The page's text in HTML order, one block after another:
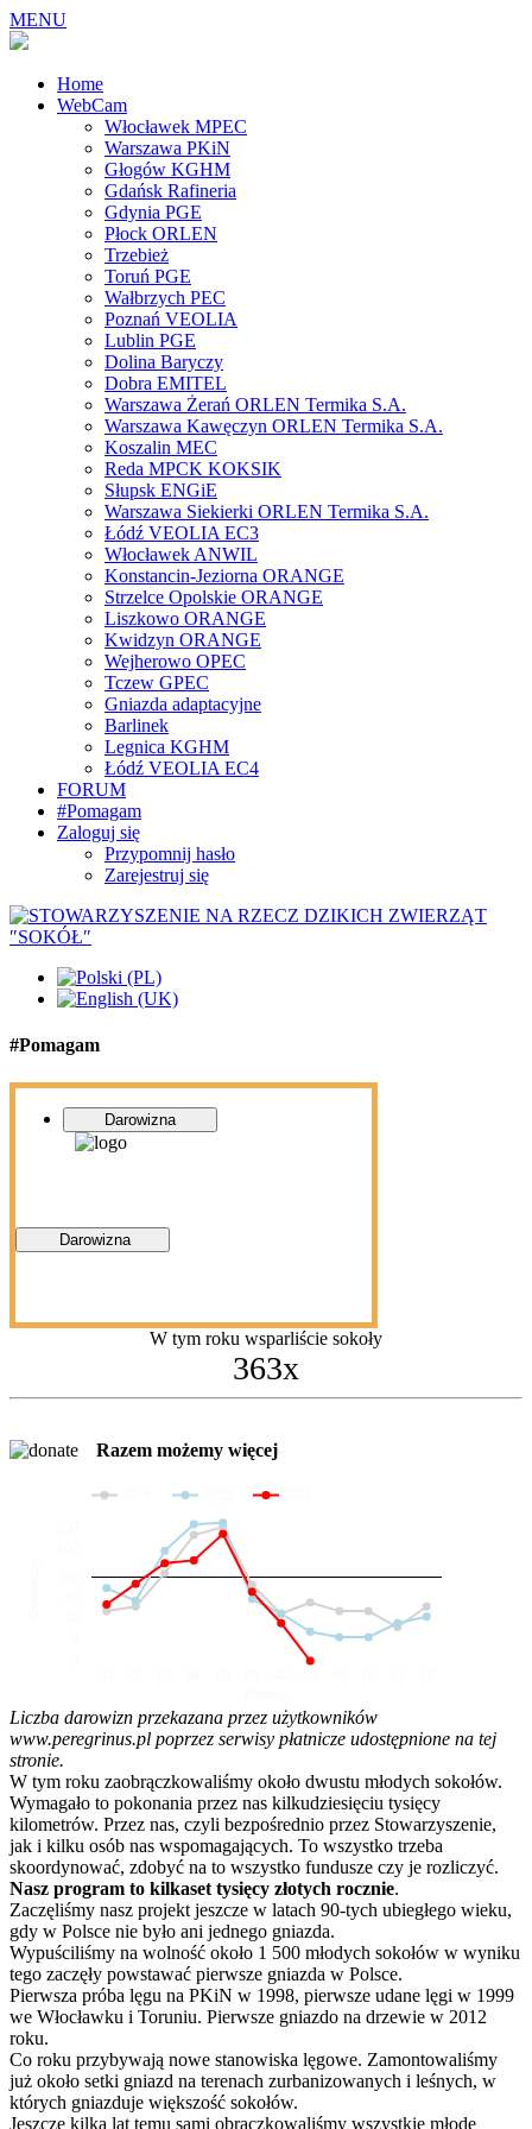
MENU
Home
WebCam
Włocławek MPEC
Warszawa PKiN
Głogów KGHM
Gdańsk Rafineria
Gdynia PGE
Płock ORLEN
Trzebież
Toruń PGE
Wałbrzych PEC
Poznań VEOLIA
Lublin PGE
Dolina Baryczy
Dobra EMITEL
Warszawa Żerań ORLEN Termika S.A.
Warszawa Kawęczyn ORLEN Termika S.A.
Koszalin MEC
Reda MPCK KOKSIK
Słupsk ENGiE
Warszawa Siekierki ORLEN Termika S.A.
Łódź VEOLIA EC3
Włocławek ANWIL
Konstancin-Jeziorna ORANGE
Strzelce Opolskie ORANGE
Liszkowo ORANGE
Kwidzyn ORANGE
Wejherowo OPEC
Tczew GPEC
Gniazda adaptacyjne
Barlinek
Legnica KGHM
Łódź VEOLIA EC4
FORUM
#Pomagam
Zaloguj się
Przypomnij hasło
Zarejestruj się
#Pomagam
Darowizna
Darowizna
W tym roku wsparliście sokoły
363x
Razem możemy więcej
Liczba darowizn przekazana przez użytkowników
www.peregrinus.pl poprzez serwisy płatnicze udostępnione na tej
stronie.
W tym roku zaobrączkowaliśmy około dwustu młodych sokołów.
Wymagało to pokonania przez nas kilkudziesięciu tysięcy
kilometrów. Przez nas, czyli bezpośrednio przez Stowarzyszenie,
jak i kilku osób nas wspomagających. To wszystko trzeba
skoordynować, zdobyć na to wszystko fundusze czy je rozliczyć.
Nasz program to kilkaset tysięcy złotych rocznie.
Zaczęliśmy nasz projekt jeszcze w latach 90-tych ubiegłego wieku,
gdy w Polsce nie było ani jednego gniazda.
Wypuściliśmy na wolność około 1 500 młodych sokołów w wyniku
tego zaczęły powstawać pierwsze gniazda w Polsce.
Pierwsza próba lęgu na PKiN w 1998, pierwsze udane lęgi w 1999
we Włocławku i Toruniu. Pierwsze gniazdo na drzewie w 2012
roku.
Co roku przybywają nowe stanowiska lęgowe. Zamontowaliśmy
już około setki gniazd na terenach zurbanizowanych i leśnych, w
których gniazduje większość sokołów.
Jeszcze kilka lat temu sami obrączkowaliśmy wszystkie młode